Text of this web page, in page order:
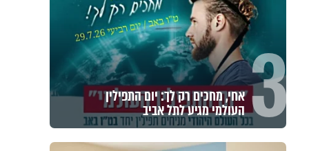
3 אחי, מחכים רק לך: יום התפילין
העולמי מגיע לתל אביב